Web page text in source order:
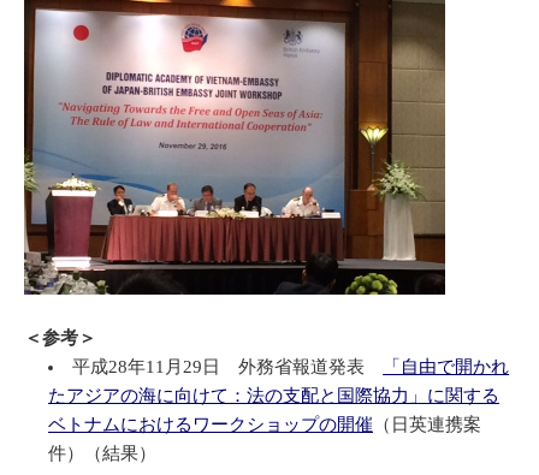
＜参考＞
平成28年11月29日 外務省報道発表
「自由で開かれ
たアジアの海に向けて：法の支配と国際協力」に関する
ベトナムにおけるワークショップの開催 （日英連携案
件）（結果）